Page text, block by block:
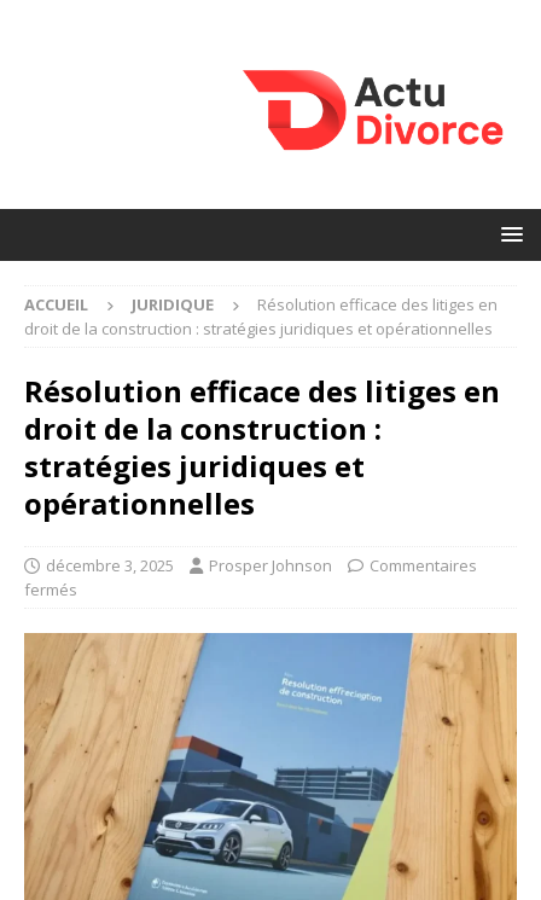
ACCUEIL JURIDIQUE
Résolution efficace des litiges en
droit de la construction : stratégies juridiques et opérationnelles
Résolution efficace des litiges en
droit de la construction :
stratégies juridiques et
opérationnelles
décembre 3, 2025 Prosper Johnson
Commentaires
fermés